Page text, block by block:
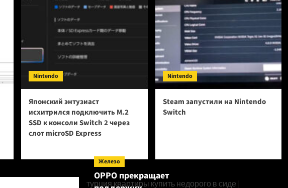
Nintendo
Японский энтузиаст
исхитрился подключить M.2
SSD к консоли Switch 2 через
слот microSD Express
Nintendo
Steam запустили на Nintendo
Switch
турция квартиры купить недорого в сиде |
Железо
OPPO прекращает